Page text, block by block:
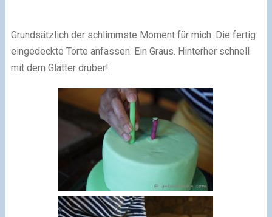
Grundsätzlich der schlimmste Moment für mich: Die fertig
eingedeckte Torte anfassen. Ein Graus. Hinterher schnell
mit dem Glätter drüber!